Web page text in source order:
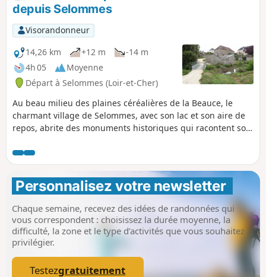
depuis Selommes
Visorandonneur
14,26 km
+12 m
-14 m
4h 05
Moyenne
Départ à Selommes (Loir-et-Cher)
Au beau milieu des plaines céréalières de la Beauce, le
charmant village de Selommes, avec son lac et son aire de
repos, abrite des monuments historiques qui racontent son
petit affluent du Loir, la fraicheur des ombrages du bois de
Monteaux, sans oublier la sensation que le temps s'est
arrêté, devant le dolmen de Cornevache.
Personnalisez votre newsletter
Chaque semaine, recevez des idées de randonnées qui
vous correspondent : choisissez la durée moyenne, la
difficulté, la zone et le type d’activités que vous souhaitez
privilégier.
Testezgratuitement